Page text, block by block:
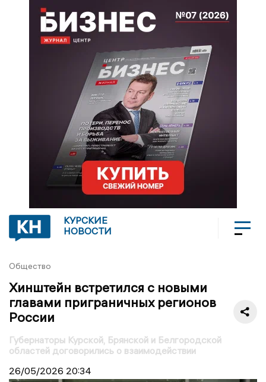
КУРСКИЕ
НОВОСТИ
Общество
Хинштейн встретился с новыми
главами приграничных регионов
России
Губернаторы Курской, Брянской и Белгородской
областей договорились о взаимодействии
26/05/2026 20:34